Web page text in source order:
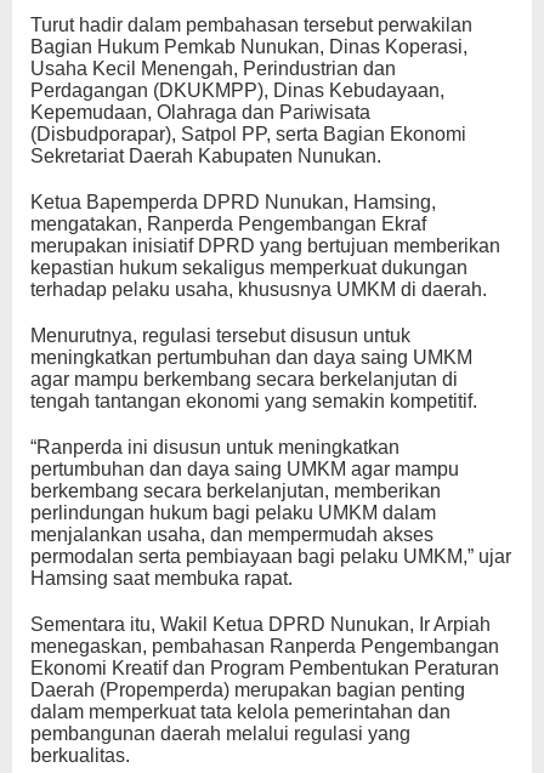
Turut hadir dalam pembahasan tersebut perwakilan
Bagian Hukum Pemkab Nunukan, Dinas Koperasi,
Usaha Kecil Menengah, Perindustrian dan
Perdagangan (DKUKMPP), Dinas Kebudayaan,
Kepemudaan, Olahraga dan Pariwisata
(Disbudporapar), Satpol PP, serta Bagian Ekonomi
Sekretariat Daerah Kabupaten Nunukan.
Ketua Bapemperda DPRD Nunukan, Hamsing,
mengatakan, Ranperda Pengembangan Ekraf
merupakan inisiatif DPRD yang bertujuan memberikan
kepastian hukum sekaligus memperkuat dukungan
terhadap pelaku usaha, khususnya UMKM di daerah.
Menurutnya, regulasi tersebut disusun untuk
meningkatkan pertumbuhan dan daya saing UMKM
agar mampu berkembang secara berkelanjutan di
tengah tantangan ekonomi yang semakin kompetitif.
“Ranperda ini disusun untuk meningkatkan
pertumbuhan dan daya saing UMKM agar mampu
berkembang secara berkelanjutan, memberikan
perlindungan hukum bagi pelaku UMKM dalam
menjalankan usaha, dan mempermudah akses
permodalan serta pembiayaan bagi pelaku UMKM,” ujar
Hamsing saat membuka rapat.
Sementara itu, Wakil Ketua DPRD Nunukan, Ir Arpiah
menegaskan, pembahasan Ranperda Pengembangan
Ekonomi Kreatif dan Program Pembentukan Peraturan
Daerah (Propemperda) merupakan bagian penting
dalam memperkuat tata kelola pemerintahan dan
pembangunan daerah melalui regulasi yang
berkualitas.